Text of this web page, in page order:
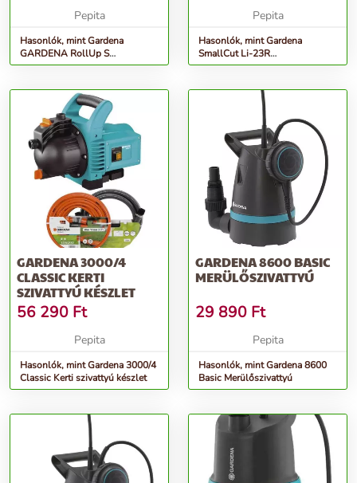
Pepita
Hasonlók, mint Gardena
GARDENA RollUp S
tömlődoboz teraszra
Pepita
Hasonlók, mint Gardena
SmallCut Li-23R
Akkumulátoros fűszegélynyíró
GARDENA 3000/4
CLASSIC KERTI
SZIVATTYÚ KÉSZLET
56 290 Ft
Pepita
Hasonlók, mint Gardena 3000/4
Classic Kerti szivattyú készlet
GARDENA 8600 BASIC
MERÜLŐSZIVATTYÚ
29 890 Ft
Pepita
Hasonlók, mint Gardena 8600
Basic Merülőszivattyú